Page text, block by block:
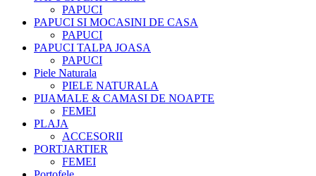
PAPUCI
PAPUCI SI MOCASINI DE CASA
PAPUCI
PAPUCI TALPA JOASA
PAPUCI
Piele Naturala
PIELE NATURALA
PIJAMALE & CAMASI DE NOAPTE
FEMEI
PLAJA
ACCESORII
PORTJARTIER
FEMEI